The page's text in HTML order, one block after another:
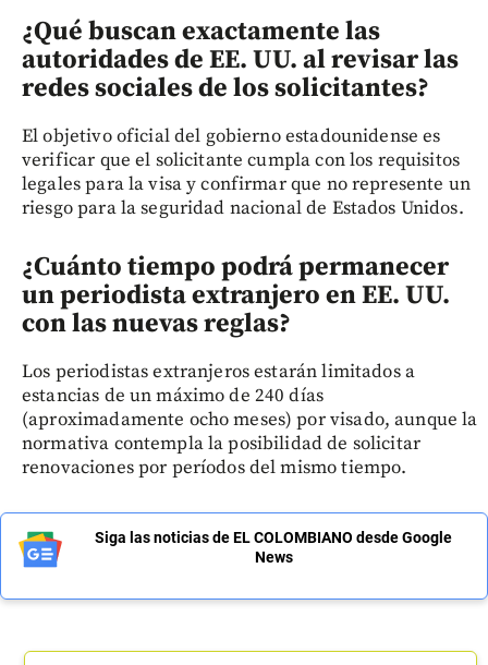
¿Qué buscan exactamente las
autoridades de EE. UU. al revisar las
redes sociales de los solicitantes?
El objetivo oficial del gobierno estadounidense es
verificar que el solicitante cumpla con los requisitos
legales para la visa y confirmar que no represente un
riesgo para la seguridad nacional de Estados Unidos.
¿Cuánto tiempo podrá permanecer
un periodista extranjero en EE. UU.
con las nuevas reglas?
Los periodistas extranjeros estarán limitados a
estancias de un máximo de 240 días
(aproximadamente ocho meses) por visado, aunque la
normativa contempla la posibilidad de solicitar
renovaciones por períodos del mismo tiempo.
Siga las noticias de EL COLOMBIANO desde Google
News